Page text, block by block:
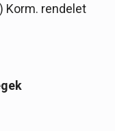
Korm. rendelet